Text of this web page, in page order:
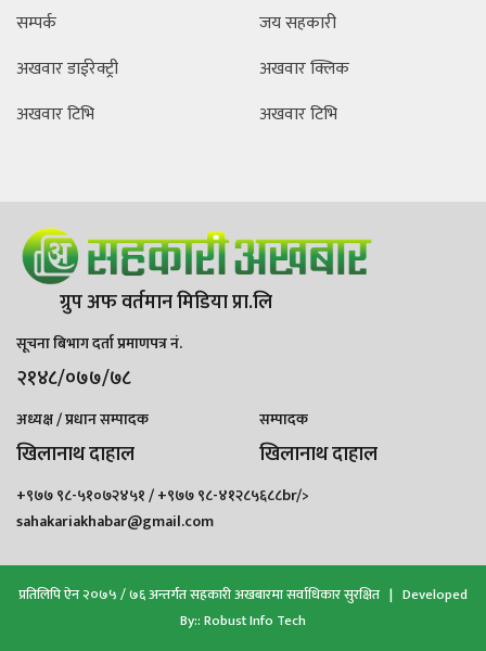
सम्पर्क
अखवार डाईरेक्ट्री
अखवार टिभि
जय सहकारी
अखवार क्लिक
अखवार टिभि
ग्रुप अफ वर्तमान मिडिया प्रा.लि
सूचना बिभाग दर्ता प्रमाणपत्र नं.
२१४८/०७७/७८
अध्यक्ष / प्रधान सम्पादक
खिलानाथ दाहाल
सम्पादक
खिलानाथ दाहाल
+९७७ ९८-५१०७२४५१ / +९७७ ९८-४१२८५६८८br/>
sahakariakhabar@gmail.com
प्रतिलिपि ऐन २०७५ / ७६ अन्तर्गत सहकारी अखबारमा सर्वाधिकार सुरक्षित | Developed
By::Robust Info Tech